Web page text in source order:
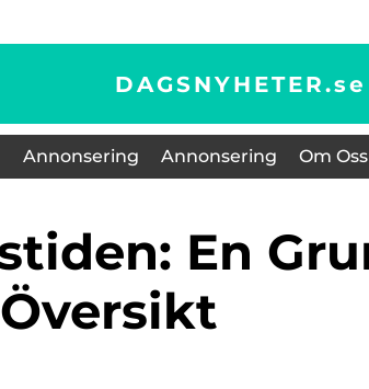
DAGSNYHETER.se
Annonsering Annonsering Om Oss
Översikt